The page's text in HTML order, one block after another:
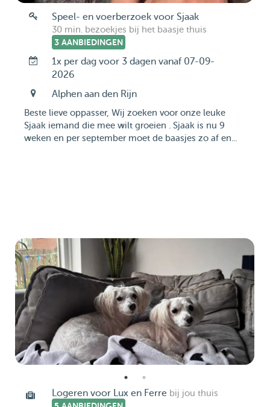
Speel- en voerberzoek voor Sjaak
30 min. bezoekjes bij het baasje thuis
3 AANBIEDINGEN
1x per dag voor 3 dagen vanaf 07-09-
2026
Alphen aan den Rijn
Beste lieve oppasser, Wij zoeken voor onze leuke
Sjaak iemand die mee wilt groeien . Sjaak is nu 9
weken en per september moet de baasjes zo af en...
Logeren voor Lux en Ferre bij jou thuis